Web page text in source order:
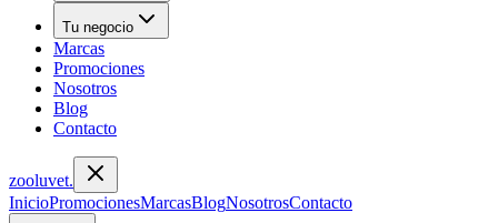
Tu negocio
Marcas
Promociones
Nosotros
Blog
Contacto
zooluvet.
InicioPromocionesMarcasBlogNosotrosContacto